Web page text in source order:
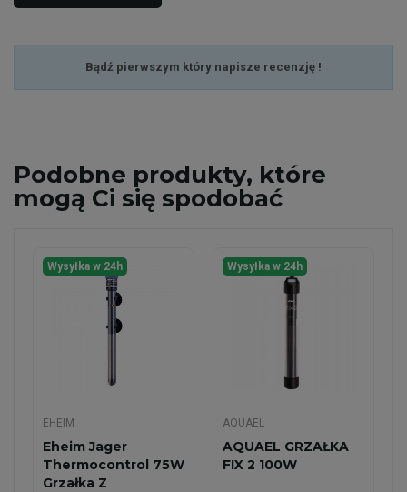
Bądź pierwszym który napisze recenzję !
Podobne produkty, które
mogą Ci się spodobać
Wysyłka w 24h
EHEIM
Eheim Jager
Thermocontrol 75W
Grzałka Z
Wysyłka w 24h
AQUAEL
AQUAEL GRZAŁKA
FIX 2 100W